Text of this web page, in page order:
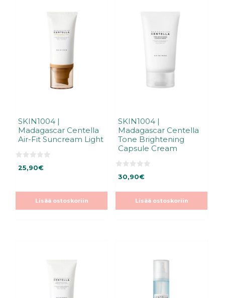
SKIN1004 |
Madagascar Centella
Air-Fit Suncream Light
525,90€
Lisää ostoskoriin
SKIN1004 |
Madagascar Centella
Tone Brightening
Capsule Cream
5
s
30,90€
Lisää ostoskoriin